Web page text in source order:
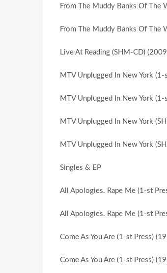
From The Muddy Banks Of The
From The Muddy Banks Of The
Live At Reading (SHM-CD)
MTV Unplugged In New York
MTV Unplugged In New York
MTV Unplugged In New York
MTV Unplugged In New York
Singles & EP
All Apologies. Rape Me (1-st
All Apologies. Rape Me (1-st
Come As You Are (1-st Press)
Come As You Are (1-st Press)